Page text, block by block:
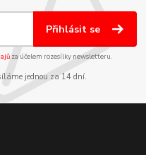
Přihlásit se
za účelem rozesílky newsletteru.
jednou za 14 dní.